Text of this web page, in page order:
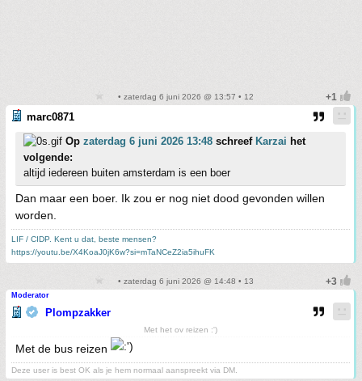
• zaterdag 6 juni 2026 @ 13:57 • 12
marc0871
Op zaterdag 6 juni 2026 13:48 schreef Karzai het
volgende:
altijd iedereen buiten amsterdam is een boer
Dan maar een boer. Ik zou er nog niet dood gevonden willen
worden.
LIF / CIDP. Kent u dat, beste mensen?
https://youtu.be/X4KoaJ0jK6w?si=mTaNCeZ2ia5ihuFK
• zaterdag 6 juni 2026 @ 14:48 • 13
Moderator
Plompzakker
Met het ov reizen :')
Met de bus reizen
Deze user is best OK als je hem normaal aanspreekt via DM.